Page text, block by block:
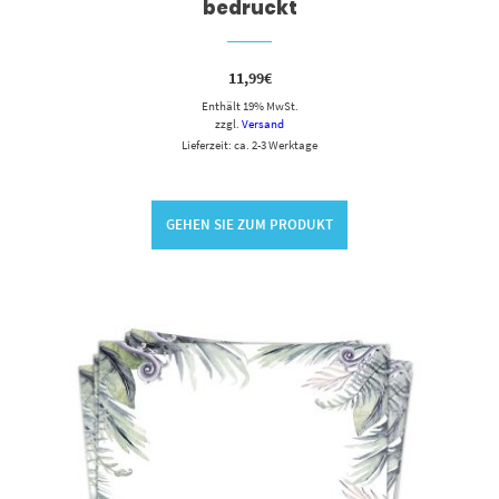
bedruckt
11,99€
Enthält 19% MwSt.
zzgl. Versand
Lieferzeit: ca. 2-3 Werktage
GEHEN SIE ZUM PRODUKT